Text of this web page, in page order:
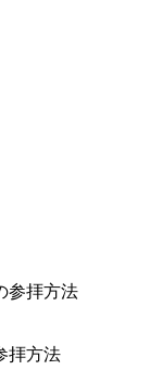
拝方法